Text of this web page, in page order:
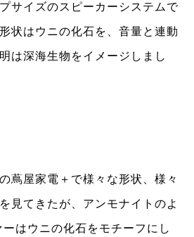
サイズのスピーカーシステムで
状はウニの化石を、音量と連動
は深海生物をイメージしまし
蔦屋家電＋で様々な形状、様々
見てきたが、アンモナイトのよ
はウニの化石をモチーフにし